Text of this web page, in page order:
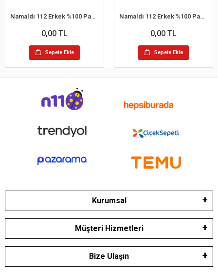
Namaldı 112 Erkek %100 Pamuk Atlet L 6'lı Paket
0,00 TL
Sepete Ekle
Namaldı 112 Erkek %100 Pamuk Atlet S 6'lı Paket
0,00 TL
Sepete Ekle
Kurumsal
Müşteri Hizmetleri
Bize Ulaşın